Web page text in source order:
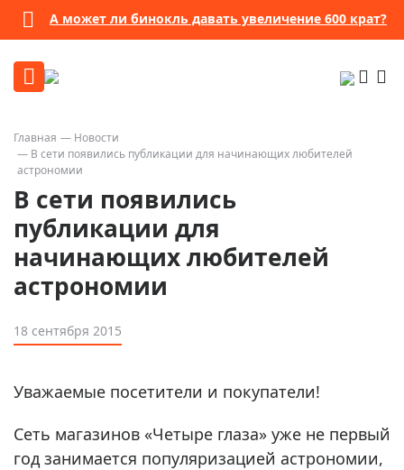
А может ли бинокль давать увеличение 600 крат?
Главная
Новости
В сети появились публикации для начинающих любителей
астрономии
В сети появились
публикации для
начинающих любителей
астрономии
18 сентября 2015
Уважаемые посетители и покупатели!
Сеть магазинов «Четыре глаза» уже не первый
год занимается популяризацией астрономии,